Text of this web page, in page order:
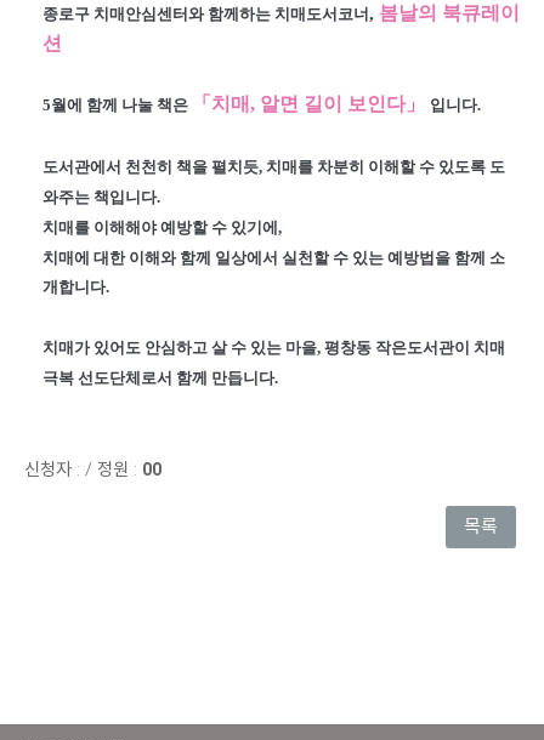
종로구 치매안심센터와 함께하는 치매도서코너 , 봄날의 북큐레이
션
5월에 함께 나눌 책은 「치매, 알면 길이 보인다」 입니다.
도서관에서 천천히 책을 펼치듯, 치매를 차분히 이해할 수 있도록 도
와주는 책입니다.
치매를 이해해야 예방할 수 있기에,
치매에 대한 이해와 함께 일상에서 실천할 수 있는 예방법을 함께 소
개합니다.
치매가 있어도 안심하고 살 수 있는 마을, 평창동 작은도서관이 치매
극복 선도단체로서 함께 만듭니다.
신청자 : / 정원 : 00
목록